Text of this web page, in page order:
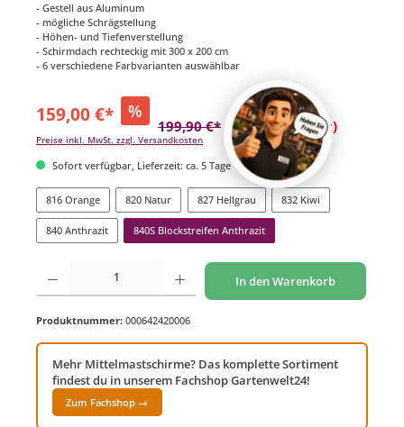
- Gestell aus Aluminum
- mögliche Schrägstellung
- Höhen- und Tiefenverstellung
- Schirmdach rechteckig mit 300 x 200 cm
- 6 verschiedene Farbvarianten auswählbar
159,00 €* %
199,90 €* (20.46% gespart)
Preise inkl. MwSt. zzgl. Versandkosten
Sofort verfügbar, Lieferzeit: ca. 5 Tage
816 Orange 820 Natur 827 Hellgrau 832 Kiwi
840 Anthrazit 840S Blockstreifen Anthrazit
Produkt Anzahl: Gib den gewünschten Wert ein oder benutze die Schaltflächen um
In den Warenkorb
Produktnummer: 000642420006
Mehr Mittelmastschirme? Das komplette Sortiment
findest du in unserem Fachshop Gartenwelt24!
Zum Fachshop →